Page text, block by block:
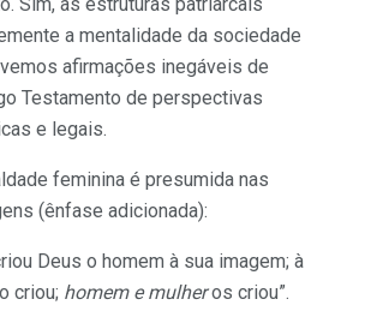
a mentalidade da sociedade
afirmações inegáveis de
Testamento de perspectivas
e legais.
feminina é presumida nas
(ênfase adicionada):
Deus o homem à sua imagem; à
criou; homem e mulheros criou”.